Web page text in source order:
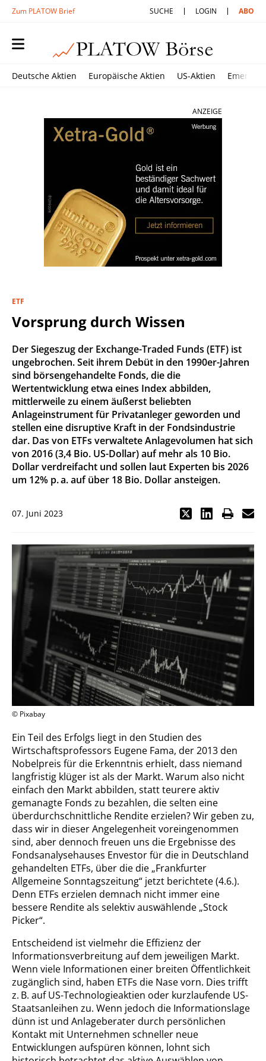
Zum PLATOW Brief SUCHE LOGIN ABO
Deutsche Aktien Europäische Aktien US-Aktien
ANZEIGE
ETF
Vorsprung durch Wissen
Der Siegeszug der Exchange-Traded Funds (ETF) ist
ungebrochen. Seit ihrem Debüt in den 1990er-Jahren
sind börsengehandelte Fonds, die die
Wertentwicklung etwa eines Index abbilden,
mittlerweile zu einem äußerst beliebten
Anlageinstrument für Privatanleger geworden und
stellen eine disruptive Kraft in der Fondsindustrie
dar. Das von ETFs verwaltete Anlagevolumen hat sich
von 2016 (3,4 Bio. US-Dollar) auf mehr als 10 Bio.
Dollar verdreifacht und sollen laut Experten bis 2026
um 12% p. a. auf über 18 Bio. Dollar ansteigen.
07. Juni 2023
© Pixabay
Ein Teil des Erfolgs liegt in den Studien des
Wirtschaftsprofessors Eugene Fama, der 2013 den
Nobelpreis für die Erkenntnis erhielt, dass niemand
langfristig klüger ist als der Markt. Warum also nicht
einfach den Markt abbilden, statt teurere aktiv
gemanagte Fonds zu bezahlen, die selten eine
überdurchschnittliche Rendite erzielen? Wir geben zu,
dass wir in dieser Angelegenheit voreingenommen
sind, aber dennoch freuen uns die Ergebnisse des
Fondsanalysehauses Envestor für die in Deutschland
gehandelten ETFs, über die die „Frankfurter
Allgemeine Sonntagszeitung“ jetzt berichtete (4.6.).
Denn ETFs erzielen demnach nicht immer eine
bessere Rendite als selektiv auswählende „Stock
Picker“.
Entscheidend ist vielmehr die Effizienz der
Informationsverbreitung auf dem jeweiligen Markt.
Wenn viele Informationen einer breiten Öffentlichkeit
zugänglich sind, haben ETFs die Nase vorn. Dies trifft
z. B. auf US-Technologieaktien oder kurzlaufende US-
Staatsanleihen zu. Wenn jedoch die Informationslage
dünn ist und Anlageberater durch persönlichen
Kontakt mit Unternehmen schneller neue
Entwicklungen aufspüren können, lohnt sich